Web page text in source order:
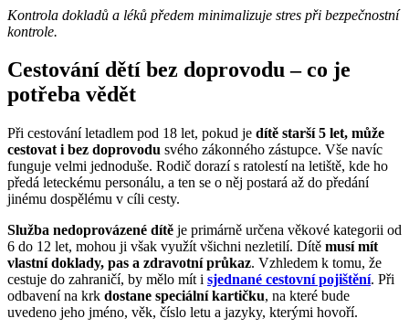
Kontrola dokladů a léků předem minimalizuje stres při bezpečnostní
kontrole.
Cestování dětí bez doprovodu – co je
potřeba vědět
Při cestování letadlem pod 18 let, pokud je dítě starší 5 let, může
cestovat i bez doprovodu svého zákonného zástupce. Vše navíc
funguje velmi jednoduše. Rodič dorazí s ratolestí na letiště, kde ho
předá leteckému personálu, a ten se o něj postará až do předání
jinému dospělému v cíli cesty.
Služba nedoprovázené dítě je primárně určena věkové kategorii od
6 do 12 let, mohou ji však využít všichni nezletilí. Dítě musí mít
vlastní doklady, pas a zdravotní průkaz. Vzhledem k tomu, že
cestuje do zahraničí, by mělo mít i sjednané cestovní pojištění. Při
odbavení na krk dostane speciální kartičku, na které bude
uvedeno jeho jméno, věk, číslo letu a jazyky, kterými hovoří.